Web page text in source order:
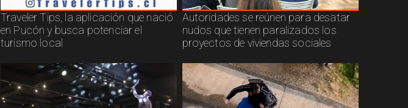
Traveler Tips, la aplicación que nació
en Pucón y busca potenciar el
turismo local
Autoridades se reúnen para desatar
nudos que tienen paralizados los
proyectos de viviendas sociales